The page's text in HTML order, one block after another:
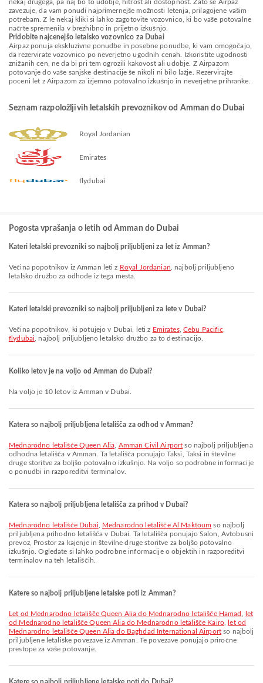
nekaj drugega, pa naj bo to udobje, hitrost ali dostopnost. Zato se Airpaz
zavezuje, da vam ponudi najprimernejše možnosti letenja, prilagojene vašim
potrebam. Z le nekaj kliki si lahko zagotovite vozovnico, ki bo vaše potovalne
načrte spremenila v brezhibno in prijetno izkušnjo.
Pridobite najcenejšo letalsko vozovnico za Dubai
Airpaz ponuja ekskluzivne ponudbe in posebne ponudbe, ki vam omogočajo,
da rezervirate vozovnico po neverjetno ugodnih cenah. Izkoristite ugodnosti
znižanih cen, ne da bi pri tem ogrozili kakovost ali udobje. Z Airpazom
potovanje do vaše sanjske destinacije še nikoli ni bilo lažje. Rezervirajte
poceni let z Airpazom za izjemno potovalno izkušnjo in neverjetne prihranke.
Seznam razpoložljivih letalskih prevoznikov od Amman do Dubai
Royal Jordanian
Emirates
flydubai
Pogosta vprašanja o letih od Amman do Dubai
Kateri letalski prevozniki so najbolj priljubljeni za let iz Amman?
Večina popotnikov iz Amman leti z Royal Jordanian , najbolj priljubljeno
letalsko družbo za odhode iz tega mesta.
Kateri letalski prevozniki so najbolj priljubljeni za lete v Dubai?
Večina popotnikov, ki potujejo v Dubai, leti z Emirates, Cebu Pacific
flydubai , najbolj priljubljeno letalsko družbo za to destinacijo.
Koliko letov je na voljo od Amman do Dubai?
Na voljo je 10 letov iz Amman v Dubai.
Katera so najbolj priljubljena letališča za odhod v Amman?
Mednarodno letališče Queen Alia Amman Civil Airport so najbolj priljubljena
odhodna letališča v Amman. Ta letališča ponujajo Taksi, Taksi in številne
druge storitve za boljšo potovalno izkušnjo. Na voljo so podrobne informacije
o ponudbi in razporeditvi terminalov.
Katera so najbolj priljubljena letališča za prihod v Dubai?
Mednarodno letališče Dubai Mednarodno letališče Al Maktoum so najbolj
priljubljena prihodno letališča v Dubai. Ta letališča ponujajo Salon, Avtobusni
prevoz, Prostor za kajenje in številne druge storitve za boljšo potovalno
izkušnjo. Ogledate si lahko podrobne informacije o objektih in razporeditvi
terminalov na teh letališčih.
Katere so najbolj priljubljene letalske poti iz Amman?
let od Mednarodno letališče Queen Alia do Mednarodno letališče Hamad
let
od Mednarodno letališče Queen Alia do Mednarodno letališče Kairo,
let od
Mednarodno letališče Queen Alia do Baghdad International Airportso najbolj
priljubljene letališke povezave iz Amman. Te povezave ponujajo priročne
prestope za vaše potovanje.